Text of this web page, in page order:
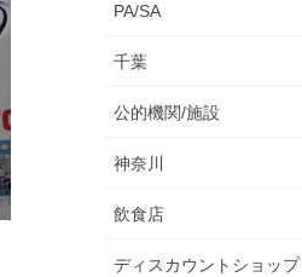
PA/SA
千葉
公的機関/施設
神奈川
飲食店
ディスカウントショップ